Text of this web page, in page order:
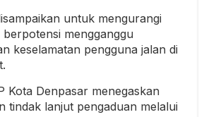
untuk mengurangi
mengganggu
keselamatan pengguna jalan di
Kota Denpasar menegaskan
tindak lanjut pengaduan melalui